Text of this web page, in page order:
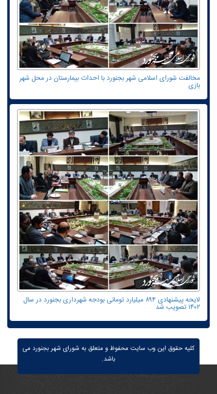
مخالفت شورای اسلامی شهر بجنورد با احداث بیمارستان در محل شهر
بازی
لایحه پیشنهادی ۸۹۴ میلیارد تومانی بودجه شهرداری بجنورد در سال
۱۴۰۲ تصویب شد
کلیه حقوق این وب سایت محفوظ و متعلق به شورای شهر بجنورد می
باشد.